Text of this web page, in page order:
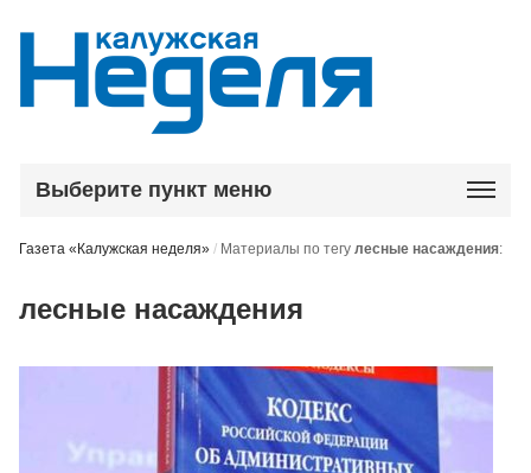
Выберите пункт меню
Газета «Калужская неделя» / Материалы по тегулесные насаждения:
лесные насаждения